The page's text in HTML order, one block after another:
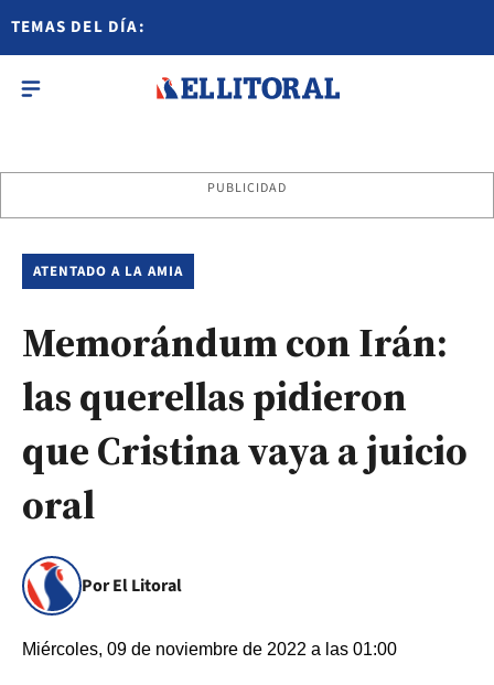
TEMAS DEL DÍA:
PUBLICIDAD
ATENTADO A LA AMIA
Memorándum con Irán:
las querellas pidieron
que Cristina vaya a juicio
oral
Por El Litoral
Miércoles, 09 de noviembre de 2022 a las 01:00